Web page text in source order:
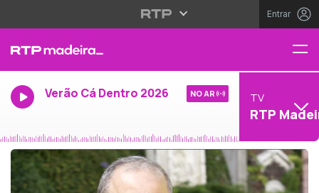
Entrar
Verão Cá Dentro 2026 NO AR TV
RTP